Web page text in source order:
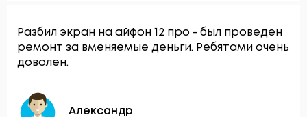
Разбил экран на айфон 12 про - был проведен
ремонт за вменяемые деньги. Ребятами очень
доволен.
Александр